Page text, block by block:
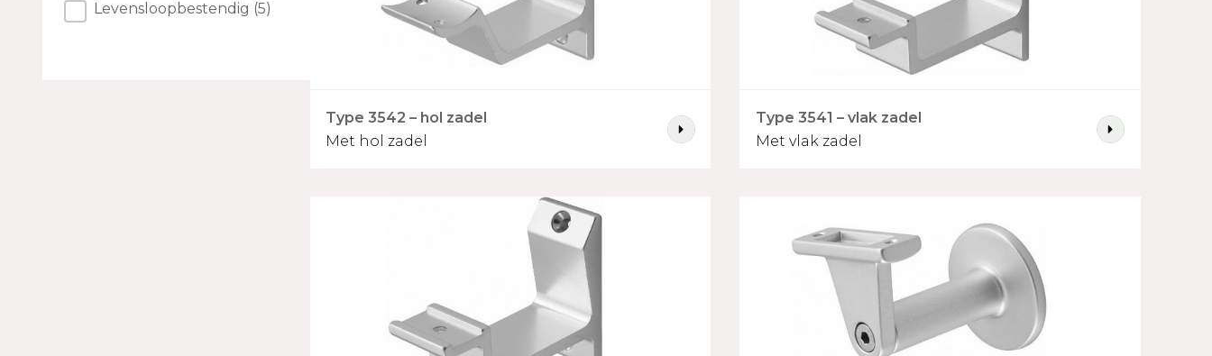
Leuninghouder overig
Levensloopbestendig (5)
Type 3542 – hol zadel
Met hol zadel
Type 3541 – vlak zadel
Met vlak zadel